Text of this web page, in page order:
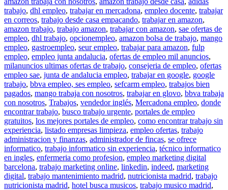
trabajo, dhl empleo, trabajar en mercadona, empleo docente, trabajar
en correos, trabajo desde casa empacando, trabajar en amazon,
amazon trabajo, trabajo amazon, trabajar con amazon, sae ofertas de
empleo, dhl trabajo, opcionempleo, amazon bolsa de trabajo, mango
empleo, gastroempleo, seur empleo, trabajar para amazon, fulp
empleo, empleo junta andalucia, ofertas de empleo mil anuncios,
milanuncios ultimas ofertas de trabajo, consejeria de empleo, ofertas
empleo sae, junta de andalucia empleo, trabajar en google, google
trabajo, bbva empleo, ses empleo, sefcarm empleo, trabajos bien
pagados, mango trabaja con nosotros, trabajar en glovo, bbva trabaja
con nosotros, Trabajos, vendedor inglés, Mercadona empleo, donde
encontrar trabajo, busco trabajo urgente, portales de empleo
gratuitos, los mejores portales de empleo, como encontrar trabajo sin
experiencia, listado empresas limpieza, empleo ofertas, trabajo
administracion y finanzas, administrador de fincas, se ofrece
informatico, trabajo informatico sin experiencia, técnico informatico
en ingles, enfermeria como profesion, empleo marketing digital
barcelona, trabajo marketing online, linkedin, indeed, marketing
digital, trabajo mantenimiento madrid, nutricionista madrid, trabajo
nutricionista madrid, hotel busca musicos, trabajo musico madrid,